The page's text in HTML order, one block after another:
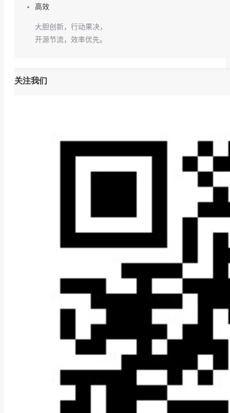
高效
大胆创新，行动果决，
开源节流，效率优先。
关注我们